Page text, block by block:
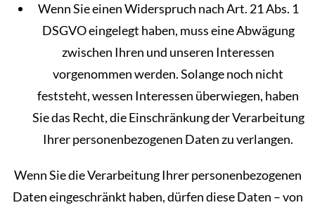
Wenn Sie einen Widerspruch nach Art. 21 Abs. 1
DSGVO eingelegt haben, muss eine Abwägung
zwischen Ihren und unseren Interessen
vorgenommen werden. Solange noch nicht
feststeht, wessen Interessen überwiegen, haben
Sie das Recht, die Einschränkung der Verarbeitung
Ihrer personenbezogenen Daten zu verlangen.
Wenn Sie die Verarbeitung Ihrer personenbezogenen
Daten eingeschränkt haben, dürfen diese Daten – von